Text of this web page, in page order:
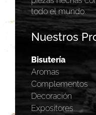
todo el mundo.
Nuestros
Bisutería
Aromas
Complementos
Decoración
Expositores